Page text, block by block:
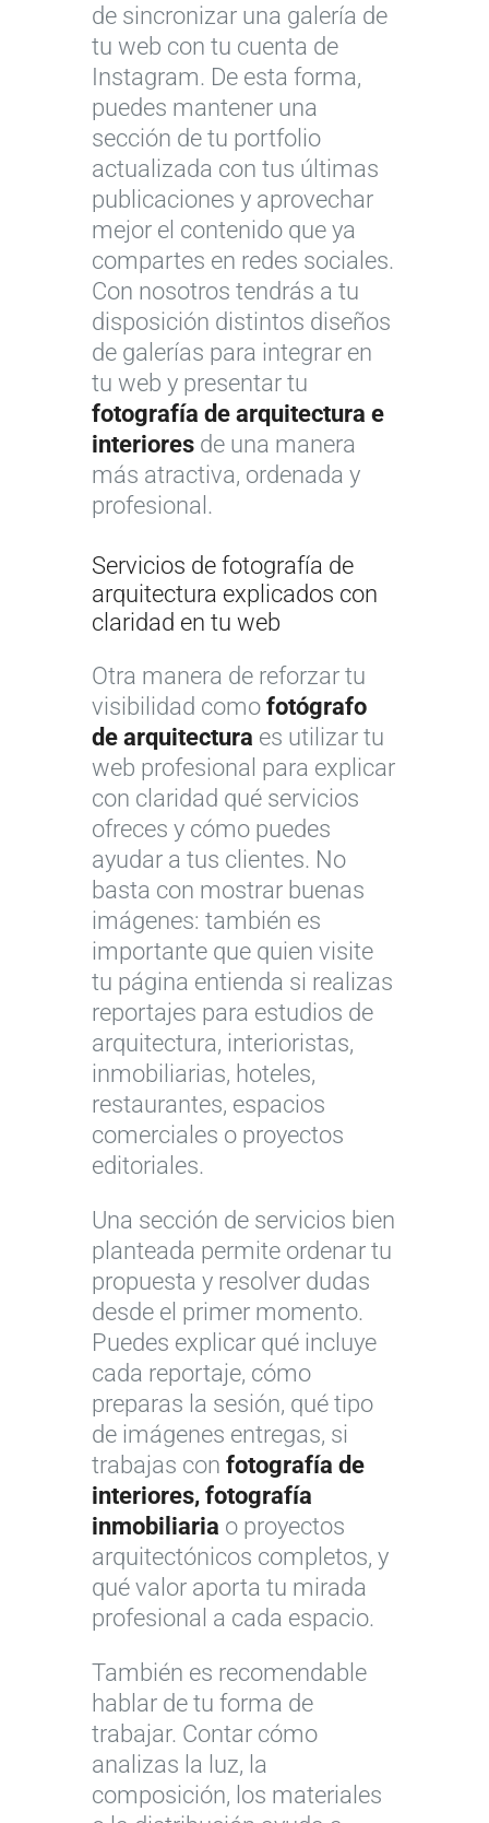
de sincronizar una galería de
tu web con tu cuenta de
Instagram. De esta forma,
puedes mantener una
sección de tu portfolio
actualizada con tus últimas
publicaciones y aprovechar
mejor el contenido que ya
compartes en redes sociales.
Con nosotros tendrás a tu
disposición distintos diseños
de galerías para integrar en
tu web y presentar tu
fotografía de arquitectura e
interiores de una manera
más atractiva, ordenada y
profesional.
Servicios de fotografía de
arquitectura explicados con
claridad en tu web
Otra manera de reforzar tu
visibilidad como fotógrafo
de arquitectura es utilizar tu
web profesional para explicar
con claridad qué servicios
ofreces y cómo puedes
ayudar a tus clientes. No
basta con mostrar buenas
imágenes: también es
importante que quien visite
tu página entienda si realizas
reportajes para estudios de
arquitectura, interioristas,
inmobiliarias, hoteles,
restaurantes, espacios
comerciales o proyectos
editoriales.
Una sección de servicios bien
planteada permite ordenar tu
propuesta y resolver dudas
desde el primer momento.
Puedes explicar qué incluye
cada reportaje, cómo
preparas la sesión, qué tipo
de imágenes entregas, si
trabajas con fotografía de
interiores, fotografía
inmobiliaria o proyectos
arquitectónicos completos, y
qué valor aporta tu mirada
profesional a cada espacio.
También es recomendable
hablar de tu forma de
trabajar. Contar cómo
analizas la luz, la
composición, los materiales